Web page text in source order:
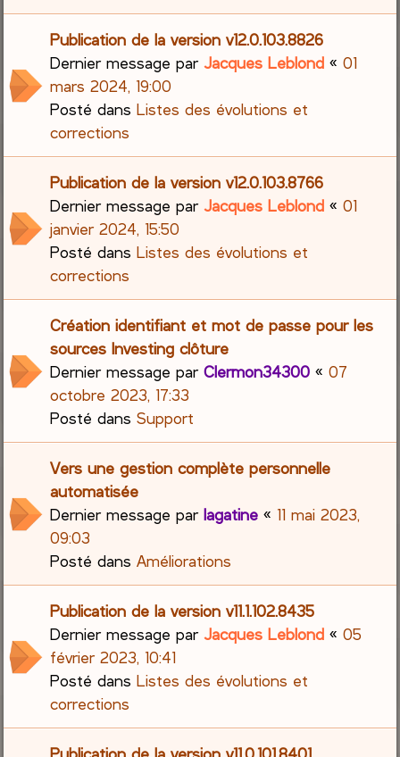
Publication de la version v12.0.103.8826
Dernier message parJacques Leblond «01
mars 2024, 19:00
Posté dansListes des évolutions et
corrections
Publication de la version v12.0.103.8766
Dernier message parJacques Leblond «01
janvier 2024, 15:50
Posté dansListes des évolutions et
corrections
Création identifiant et mot de passe pour les
sources Investing clôture
Dernier message parClermon34300 «07
octobre 2023, 17:33
Posté dansSupport
Vers une gestion complète personnelle
automatisée
Dernier message parlagatine « 11 mai 2023,
09:03
Posté dansAméliorations
Publication de la version v11.1.102.8435
Dernier message parJacques Leblond «05
février 2023, 10:41
Posté dansListes des évolutions et
corrections